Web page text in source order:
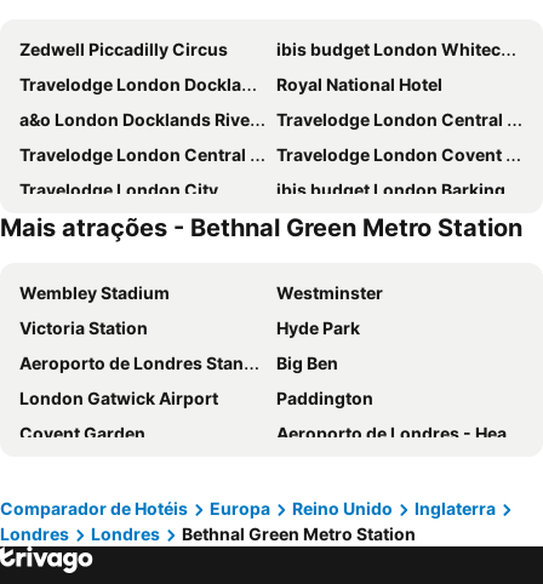
Zedwell Piccadilly Circus
ibis budget London Whitechapel - Brick Lane
Travelodge London Docklands Central
Royal National Hotel
a&o London Docklands Riverside
Travelodge London Central Elephant and Castle
Travelodge London Central City Road
Travelodge London Covent Garden
Travelodge London City
ibis budget London Barking
Travelodge London Central Kings Cross
Charlotte Street Rooms by News Hotel
Travelodge London Kings Cross Royal Scot
Park Grand Paddington Court
Copthorne Tara Hotel London Kensington
Travelodge London Liverpool Street
Park Grand Hyde Park
Britannia Inn Hotel
Travelodge London Central Waterloo
Travelodge London Manor House
Travelodge London Central Southwark
Travelodge London Wembley
Novotel London West
Premier Inn London County Hall
DoubleTree by Hilton London - Chelsea
Comfort Inn Hyde Park
Travelodge London Farringdon
Mais atrações - Bethnal Green Metro Station
Wembley Stadium
Westminster
Victoria Station
Hyde Park
Aeroporto de Londres Stansted
Big Ben
London Gatwick Airport
Paddington
Covent Garden
Aeroporto de Londres - Heathrow
Kings Cross
Metrô de Londres
Paddington Station
Piccadilly Circus
South Kensington
Comparador de Hotéis Europa Reino Unido
Inglaterra
Londres
Londres Bethnal Green Metro Station